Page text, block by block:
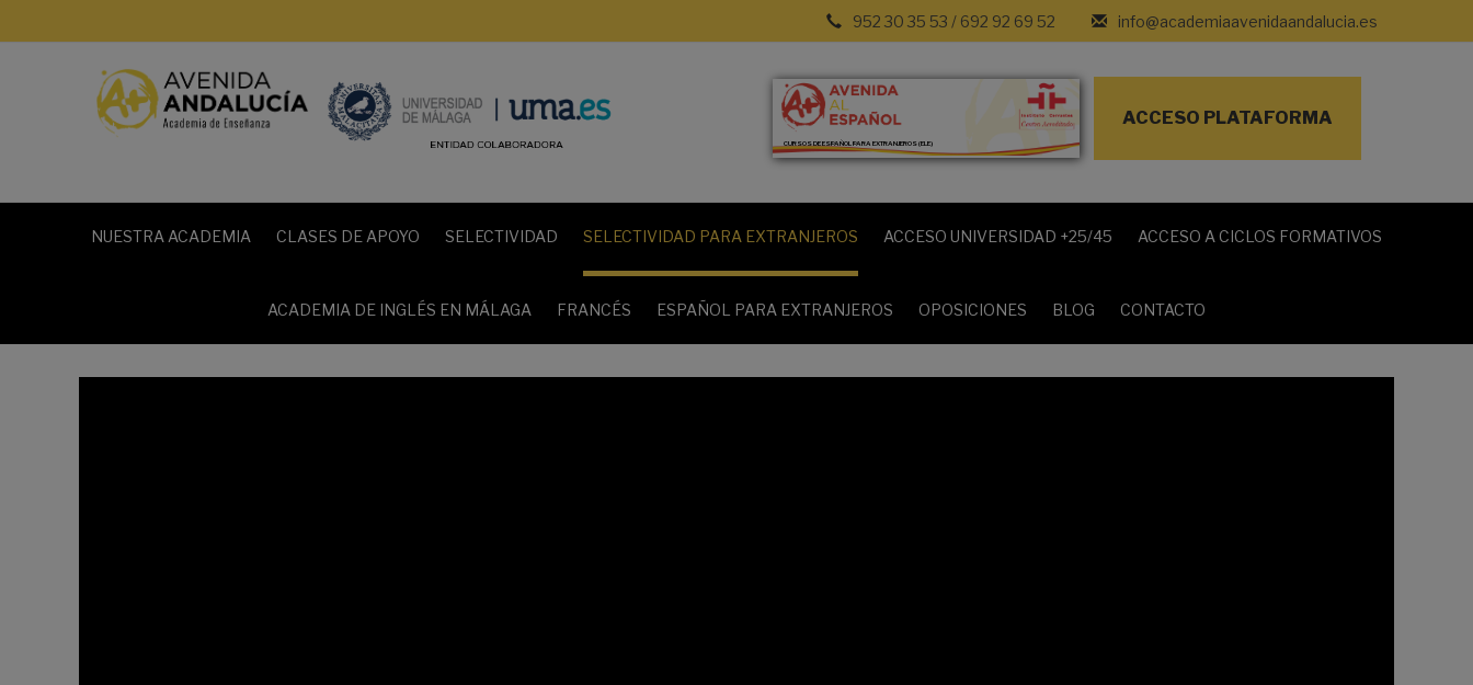
info@academiaavenidaandalucia.es
952 30 35 53 / 692 92 69 52
CURSOS DE ESPAÑOL PARA EXTRANJEROS (ELE)
ACCESO PLATAFORMA
NUESTRA ACADEMIA CLASES DE APOYO SELECTIVIDAD SELECTIVIDAD PARA EXTRANJEROS ACCESO UNIVERSIDAD +25/45 ACCESO A CICLOS FORMATIVOS
ACADEMIA DE INGLÉS EN MÁLAGA FRANCÉS ESPAÑOL PARA EXTRANJEROS OPOSICIONES BLOG CONTACTO